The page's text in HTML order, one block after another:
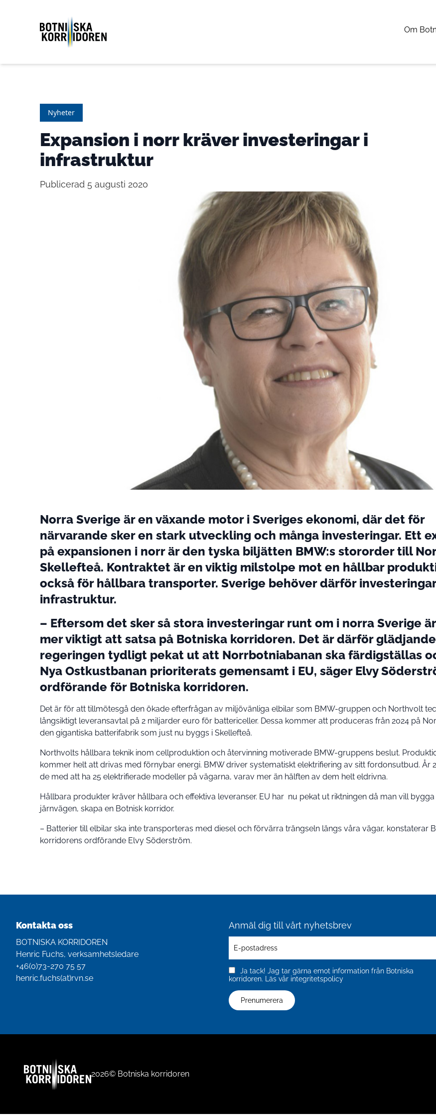
Om
Nyheter
Expansion i norr kräver investeringar i
infrastruktur
Publicerad 5 augusti 2020
Norra Sverige är en växande motor i Sveriges ekonomi, där det för
närvarande sker en stark utveckling och många investeringar. Ett
på expansionen i norr är den tyska biljätten BMW:s stororder till
Skellefteå. Kontraktet är en viktig milstolpe mot en hållbar
också för hållbara transporter. Sverige behöver därför
infrastruktur.
– Eftersom det sker så stora investeringar runt om i norra Sverige
mer viktigt att satsa på Botniska korridoren. Det är därför
regeringen tydligt pekat ut att Norrbotniabanan ska färdigställas
Nya Ostkustbanan prioriterats gemensamt i EU, säger Elvy
ordförande för Botniska korridoren.
Det är för att tillmötesgå den ökade efterfrågan av miljövänliga elbilar som BMW-gruppen och Northvolt
långsiktigt leveransavtal på 2 miljarder euro för battericeller. Dessa kommer att produceras från 2024 på
den gigantiska batterifabrik som just nu byggs i Skellefteå.
Northvolts hållbara teknik inom cellproduktion och återvinning motiverade BMW-gruppens beslut.
kommer helt att drivas med förnybar energi. BMW driver systematiskt elektrifiering av sitt fordonsutbud. År
de med att ha 25 elektrifierade modeller på vägarna, varav mer än hälften av dem helt eldrivna.
Hållbara produkter kräver hållbara och effektiva leveranser. EU har nu pekat ut riktningen då man vill
järnvägen, skapa en Botnisk korridor.
– Batterier till elbilar ska inte transporteras med diesel och förvärra trängseln längs våra vägar, konstaterar
korridorens ordförande Elvy Söderström.
Kontakta oss
BOTNISKA KORRIDOREN
Henric Fuchs, verksamhetsledare
+46(0)‭73-270 75 57‬
henric.fuchs(at)rvn.se
Anmäl dig till vårt nyhetsbrev
Ja tack! Jag tar gärna emot information från Botniska
korridoren.
Läs vår integritetspolicy
2026© Botniska korridoren